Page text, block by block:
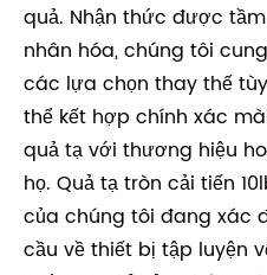
quả. Nhận thức được
nhân hóa, chúng tôi
các lựa chọn thay thế
thể kết hợp chính xác
quả tạ với thương hiệu
họ. Quả tạ tròn cải tiến
của chúng tôi đang xác
cầu về thiết bị tập luyện